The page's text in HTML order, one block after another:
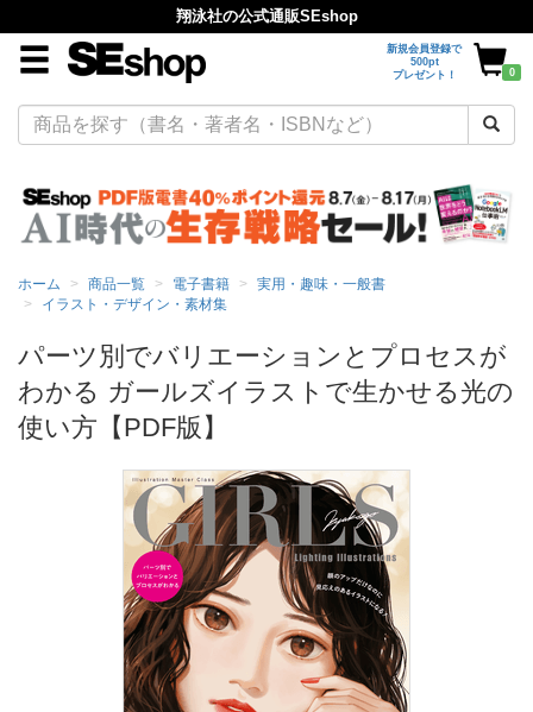
翔泳社の公式通販SEshop
新規会員登録で
500pt
プレゼント！
0
ホーム 商品一覧 電子書籍
実用・趣味・一般書
イラスト・デザイン・素材集
パーツ別でバリエーションとプロセスが
わかる ガールズイラストで生かせる光の
使い方【PDF版】